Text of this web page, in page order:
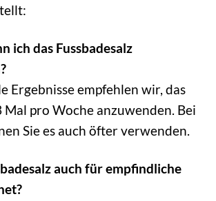
ich das Fussbadesalz
Ergebnisse empfehlen wir, das
Mal pro Woche anzuwenden. Bei
Sie es auch öfter verwenden.
auch für empfindliche